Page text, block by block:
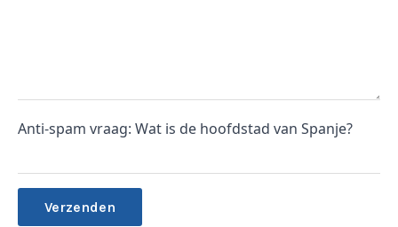
Anti-spam vraag: Wat is de hoofdstad van Spanje?